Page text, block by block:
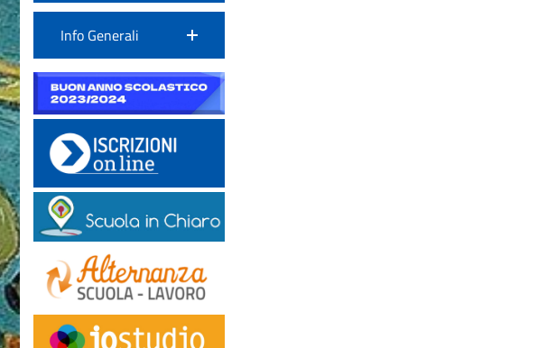
Info Generali